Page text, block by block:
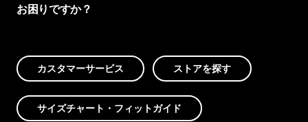
お困りですか？
カスタマーサービス ストアを探す
サイズチャート・フィットガイド